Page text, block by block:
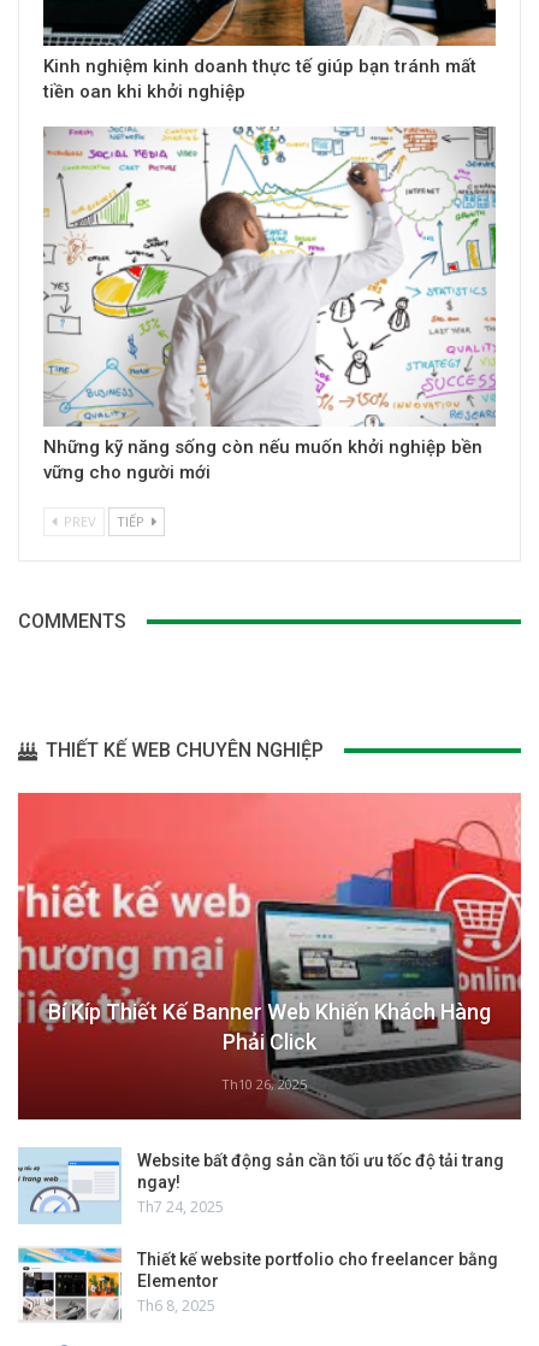
Kinh nghiệm kinh doanh thực tế giúp bạn tránh mất
tiền oan khi khởi nghiệp
Những kỹ năng sống còn nếu muốn khởi nghiệp bền
vững cho người mới
PREV TIẾP
COMMENTS
THIẾT KẾ WEB CHUYÊN NGHIỆP
Bí Kíp Thiết Kế Banner Web Khiến Khách Hàng
Phải Click
Th10 26, 2025
Website bất động sản cần tối ưu tốc độ tải trang
ngay!
Th7 24, 2025
Thiết kế website portfolio cho freelancer bằng
Elementor
Th6 8, 2025